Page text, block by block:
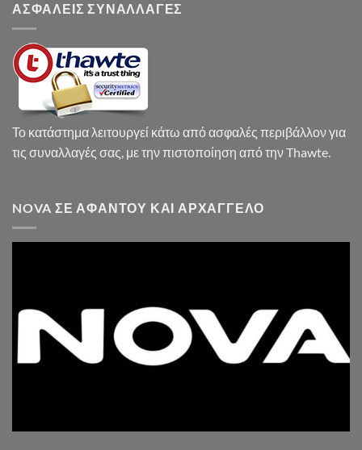
ΑΣΦΑΛΕΙΣ ΣΥΝΑΛΛΑΓΕΣ
Το κατάστημα λειτουργεί κάτω από ασφαλές περιβάλλον για
τις συναλλαγές σας, με την πιστοποίηση από την Thawte.
NOVA ΣΕ ΑΦΆΝΤΟΥ ΚΑΙ ΑΡΧΆΓΓΕΛΟ